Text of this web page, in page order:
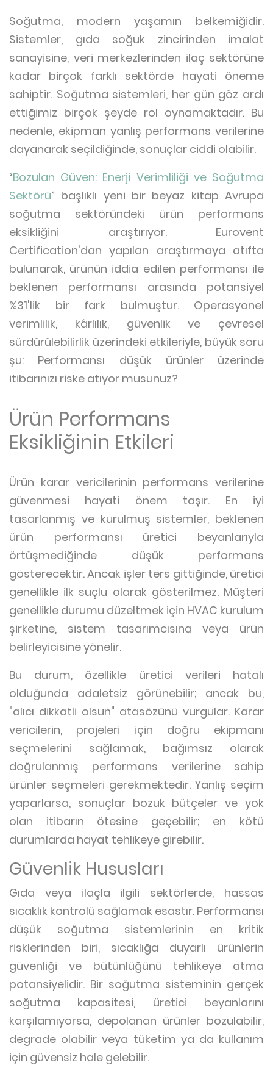
Soğutma, modern yaşamın belkemiğidir.
Sistemler, gıda soğuk zincirinden imalat
sanayisine, veri merkezlerinden ilaç sektörüne
kadar birçok farklı sektörde hayati öneme
sahiptir. Soğutma sistemleri, her gün göz ardı
ettiğimiz birçok şeyde rol oynamaktadır. Bu
nedenle, ekipman yanlış performans verilerine
dayanarak seçildiğinde, sonuçlar ciddi olabilir.
“Bozulan Güven: Enerji Verimliliği ve Soğutma
Sektörü” başlıklı yeni bir beyaz kitap Avrupa
soğutma sektöründeki ürün performans
eksikliğini araştırıyor. Eurovent
Certification'dan yapılan araştırmaya atıfta
bulunarak, ürünün iddia edilen performansı ile
beklenen performansı arasında potansiyel
%31'lik bir fark bulmuştur. Operasyonel
verimlilik, kârlılık, güvenlik ve çevresel
sürdürülebilirlik üzerindeki etkileriyle, büyük soru
şu: Performansı düşük ürünler üzerinde
itibarınızı riske atıyor musunuz?
Ürün Performans
Eksikliğinin Etkileri
Ürün karar vericilerinin performans verilerine
güvenmesi hayati önem taşır. En iyi
tasarlanmış ve kurulmuş sistemler, beklenen
ürün performansı üretici beyanlarıyla
örtüşmediğinde düşük performans
gösterecektir. Ancak işler ters gittiğinde, üretici
genellikle ilk suçlu olarak gösterilmez. Müşteri
genellikle durumu düzeltmek için HVAC kurulum
şirketine, sistem tasarımcısına veya ürün
belirleyicisine yönelir.
Bu durum, özellikle üretici verileri hatalı
olduğunda adaletsiz görünebilir; ancak bu,
"alıcı dikkatli olsun" atasözünü vurgular. Karar
vericilerin, projeleri için doğru ekipmanı
seçmelerini sağlamak, bağımsız olarak
doğrulanmış performans verilerine sahip
ürünler seçmeleri gerekmektedir. Yanlış seçim
yaparlarsa, sonuçlar bozuk bütçeler ve yok
olan itibarın ötesine geçebilir; en kötü
durumlarda hayat tehlikeye girebilir.
Güvenlik Hususları
Gıda veya ilaçla ilgili sektörlerde, hassas
sıcaklık kontrolü sağlamak esastır. Performansı
düşük soğutma sistemlerinin en kritik
risklerinden biri, sıcaklığa duyarlı ürünlerin
güvenliği ve bütünlüğünü tehlikeye atma
potansiyelidir. Bir soğutma sisteminin gerçek
soğutma kapasitesi, üretici beyanlarını
karşılamıyorsa, depolanan ürünler bozulabilir,
degrade olabilir veya tüketim ya da kullanım
için güvensiz hale gelebilir.